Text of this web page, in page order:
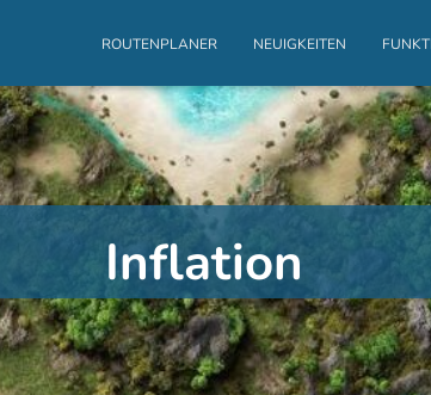
ROUTENPLANER NEUIGKEITEN
Inflation